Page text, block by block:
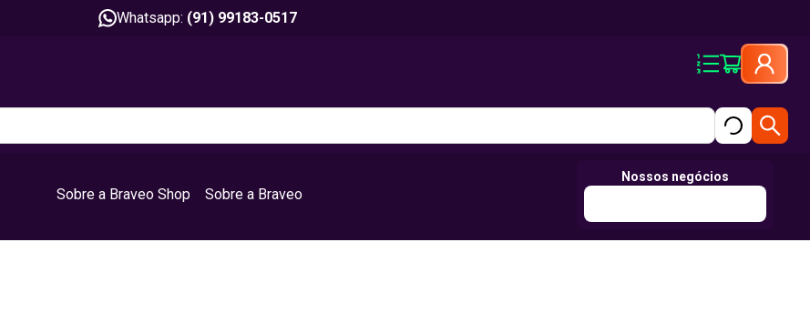
Whatsapp: (91) 99183-0517
Sobre a Braveo Shop Sobre a Braveo
Nossos negócios